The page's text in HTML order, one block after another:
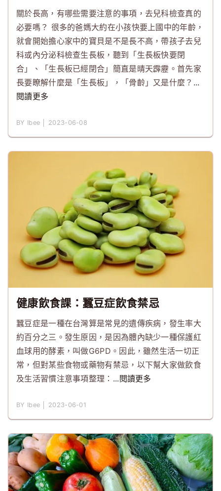
關於長高，有哪些需要注意的事項，去兒科檢查真的
必要嗎？ 很多的爸媽大約在小孩快要上國中的年齡，
就會開始擔心家中的寶貝是不是長不高，帶孩子去兒
科或內分泌科檢查生長板，聽到「生長板快要閉
合」、「生長板已經閉合」簡直是晴天霹靂。首先家
長要瞭解什麼是「生長板」，「骨齡」又是什麼？ ...
閱讀更多
BY Ibee │ 2023-06-08
健康飲食課：蠶豆症飲食禁忌
蠶豆症是一種在台灣算是常見的遺傳疾病，發生率大
約百分之三。發生原因，是因為體內缺少一種保護紅
血球用的酵素，叫做G6PD。因此，雖然生活一切正
常，但對某些食物或藥物有禁忌，以下幫大家做飲食
及生活習慣注意事項整理： ...閱讀更多
BY Ibee │ 2023-06-01